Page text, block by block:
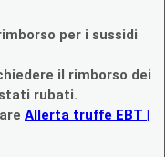
per i sussidi
il rimborso dei
rubati.
Allerta truffe EBT |